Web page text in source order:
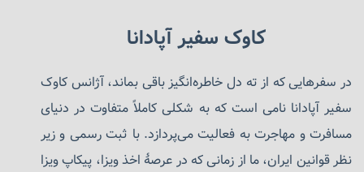
کاوک سفیر آپادانا
در سفرهایی که از ته دل خاطره‌انگیز باقی بماند، آژانس کاوک
سفیر آپادانا نامی است که به شکلی کاملاً متفاوت در دنیای
مسافرت و مهاجرت به فعالیت می‌پردازد. با ثبت رسمی و زیر
نظر قوانین ایران، ما از زمانی که در عرصهٔ اخذ ویزا، پیکاپ ویزا